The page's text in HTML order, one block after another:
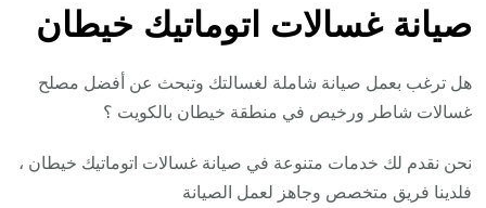
صيانة غسالات اتوماتيك خيطان
هل ترغب بعمل صيانة شاملة لغسالتك وتبحث عن أفضل مصلح
غسالات شاطر ورخيص في منطقة خيطان بالكويت ؟
نحن نقدم لك خدمات متنوعة في صيانة غسالات اتوماتيك خيطان ،
فلدينا فريق متخصص وجاهز لعمل الصيانة